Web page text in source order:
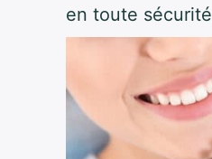
en toute sécurité